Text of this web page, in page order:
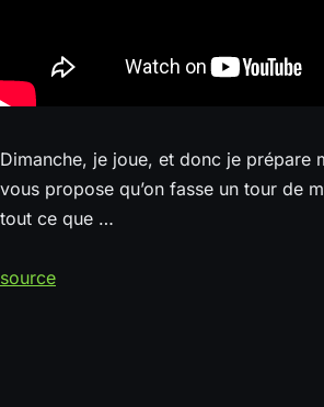
Dimanche, je joue, et donc je prépare
vous propose qu’on fasse un tour de
tout ce que …
source